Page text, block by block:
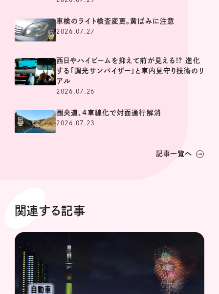
車検のライト検査変更。黄ばみに注意
2026.07.27
西日やハイビームを抑えて前が見える!? 進化
する「調光サンバイザー」と車内見守り技術のリ
アル
2026.07.26
圏央道、4車線化で対面通行解消
2026.07.23
記事一覧へ
関連する記事